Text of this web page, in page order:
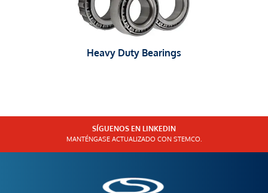
Heavy Duty Bearings
SÍGUENOS EN LINKEDIN
MANTÉNGASE ACTUALIZADO CON STEMCO.